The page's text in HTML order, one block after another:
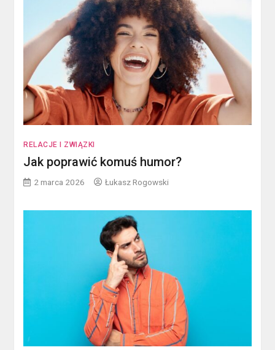
RELACJE I ZWIĄZKI
Jak poprawić komuś humor?
2 marca 2026 Łukasz Rogowski